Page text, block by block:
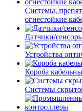
Системы,
огнестойкие
Датчики/
Устройства
Короба
Системы